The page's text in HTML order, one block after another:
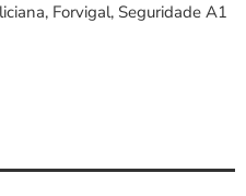
Forvigal, Seguridade A1